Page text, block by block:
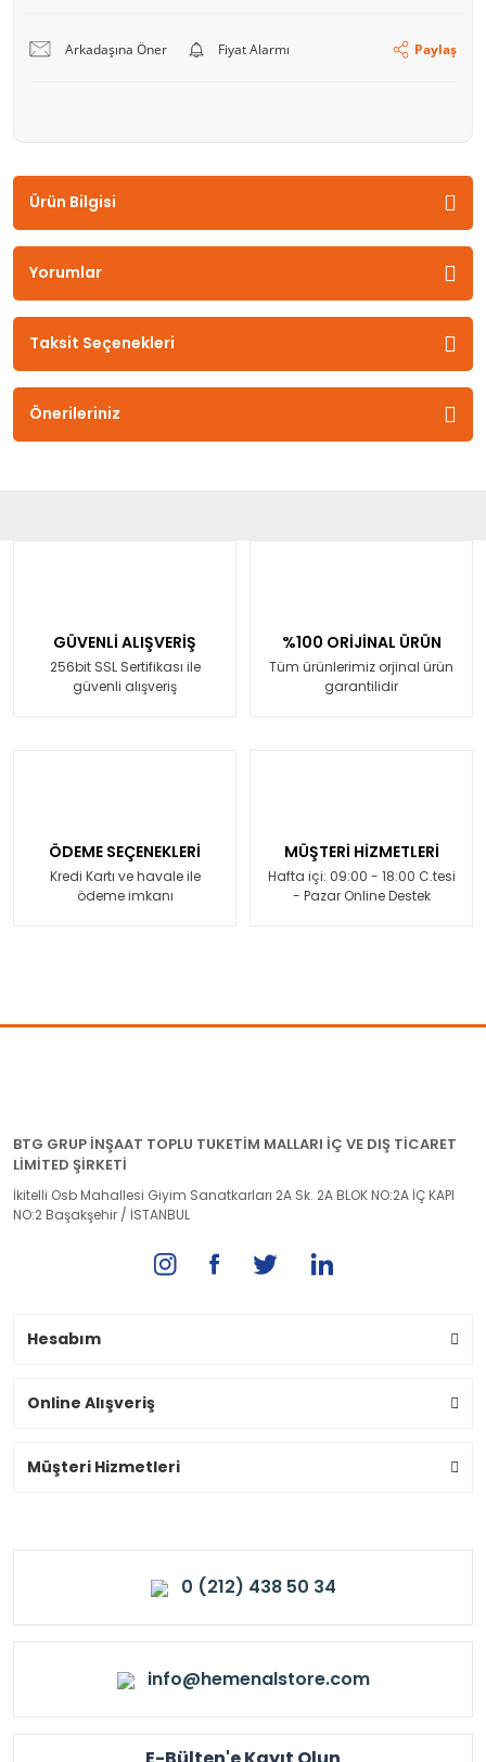
Arkadaşına Öner Fiyat Alarmı Paylaş
Ürün Bilgisi
Yorumlar
Taksit Seçenekleri
Önerileriniz
GÜVENLİ ALIŞVERİŞ
256bit SSL Sertifikası ile
güvenli alışveriş
%100 ORİJİNAL ÜRÜN
Tüm ürünlerimiz orjinal ürün
garantilidir
ÖDEME SEÇENEKLERİ
Kredi Kartı ve havale ile
ödeme imkanı
MÜŞTERİ HİZMETLERİ
Hafta içi: 09:00 - 18:00 C.tesi
- Pazar Online Destek
BTG GRUP İNŞAAT TOPLU TUKETİM MALLARI İÇ VE DIŞ TİCARET
LİMİTED ŞİRKETİ
İkitelli Osb Mahallesi Giyim Sanatkarları 2A Sk. 2A BLOK NO:2A İÇ KAPI
NO:2 Başakşehir / İSTANBUL
Hesabım
Online Alışveriş
Müşteri Hizmetleri
0 (212) 438 50 34
info@hemenalstore.com